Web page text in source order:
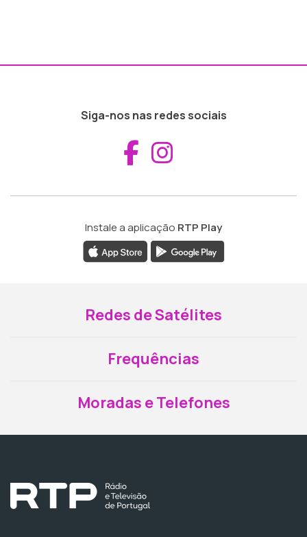
Siga-nos nas redes sociais
Aceder ao
Instale a aplicação RTP Play
Redes de Satélites
Frequências
Moradas e Telefones